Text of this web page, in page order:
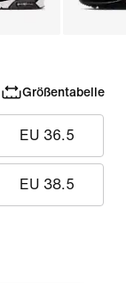
Größentabelle
EU 36.5
EU 38.5